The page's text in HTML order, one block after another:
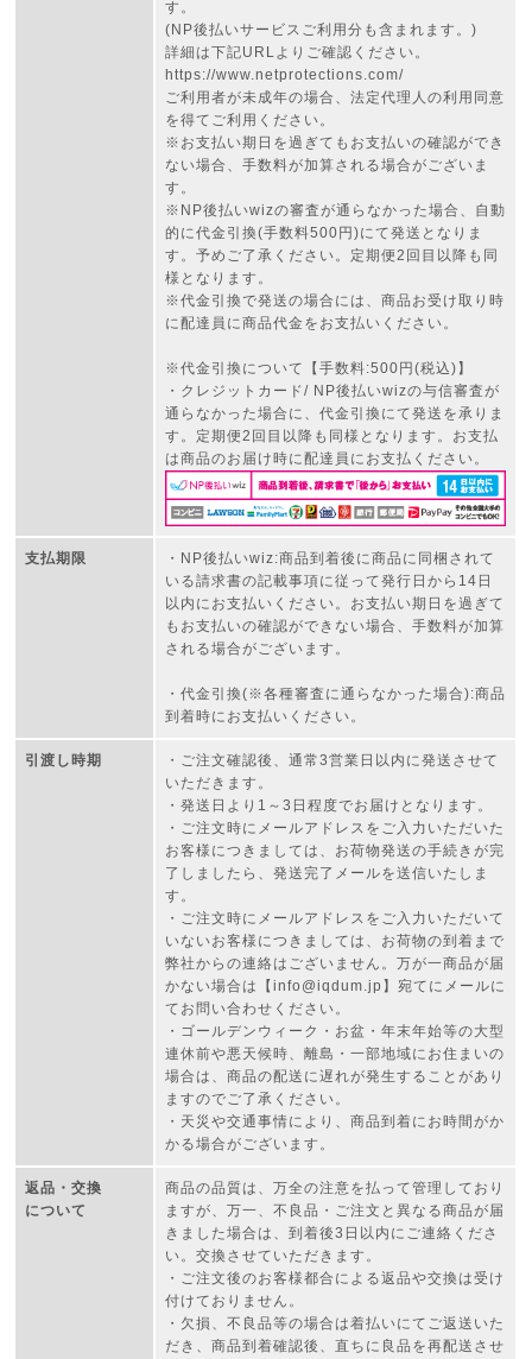
す。
(NP後払いサービスご利用分も含まれます。)
詳細は下記URLよりご確認ください。
https://www.netprotections.com/
ご利用者が未成年の場合、法定代理人の利用同意
を得てご利用ください。
※お支払い期日を過ぎてもお支払いの確認ができ
ない場合、手数料が加算される場合がございま
す。
※NP後払いwizの審査が通らなかった場合、自動
的に代金引換(手数料500円)にて発送となりま
す。予めご了承ください。定期便2回目以降も同
様となります。
※代金引換で発送の場合には、商品お受け取り時
に配達員に商品代金をお支払いください。
※代金引換について【手数料:500円(税込)】
・クレジットカード/ NP後払いwizの与信審査が
通らなかった場合に、代金引換にて発送を承りま
す。定期便2回目以降も同様となります。お支払
は商品のお届け時に配達員にお支払ください。
支払期限
・NP後払いwiz:商品到着後に商品に同梱されて
いる請求書の記載事項に従って発行日から14日
以内にお支払いください。お支払い期日を過ぎて
もお支払いの確認ができない場合、手数料が加算
される場合がございます。
・代金引換(※各種審査に通らなかった場合):商品
到着時にお支払いください。
引渡し時期
・ご注文確認後、通常3営業日以内に発送させて
いただきます。
・発送日より1～3日程度でお届けとなります。
・ご注文時にメールアドレスをご入力いただいた
お客様につきましては、お荷物発送の手続きが完
了しましたら、発送完了メールを送信いたしま
す。
・ご注文時にメールアドレスをご入力いただいて
いないお客様につきましては、お荷物の到着まで
弊社からの連絡はございません。万が一商品が届
かない場合は【info@iqdum.jp】宛てにメールに
てお問い合わせください。
・ゴールデンウィーク・お盆・年末年始等の大型
連休前や悪天候時、離島・一部地域にお住まいの
場合は、商品の配送に遅れが発生することがあり
ますのでご了承ください。
・天災や交通事情により、商品到着にお時間がか
かる場合がございます。
返品・交換
について
商品の品質は、万全の注意を払って管理しており
ますが、万一、不良品・ご注文と異なる商品が届
きました場合は、到着後3日以内にご連絡くださ
い。交換させていただきます。
・ご注文後のお客様都合による返品や交換は受け
付けておりません。
・欠損、不良品等の場合は着払いにてご返送いた
だき、商品到着確認後、直ちに良品を再配送させ